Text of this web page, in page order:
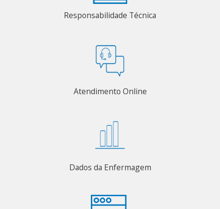
Responsabilidade Técnica
Atendimento Online
Dados da Enfermagem